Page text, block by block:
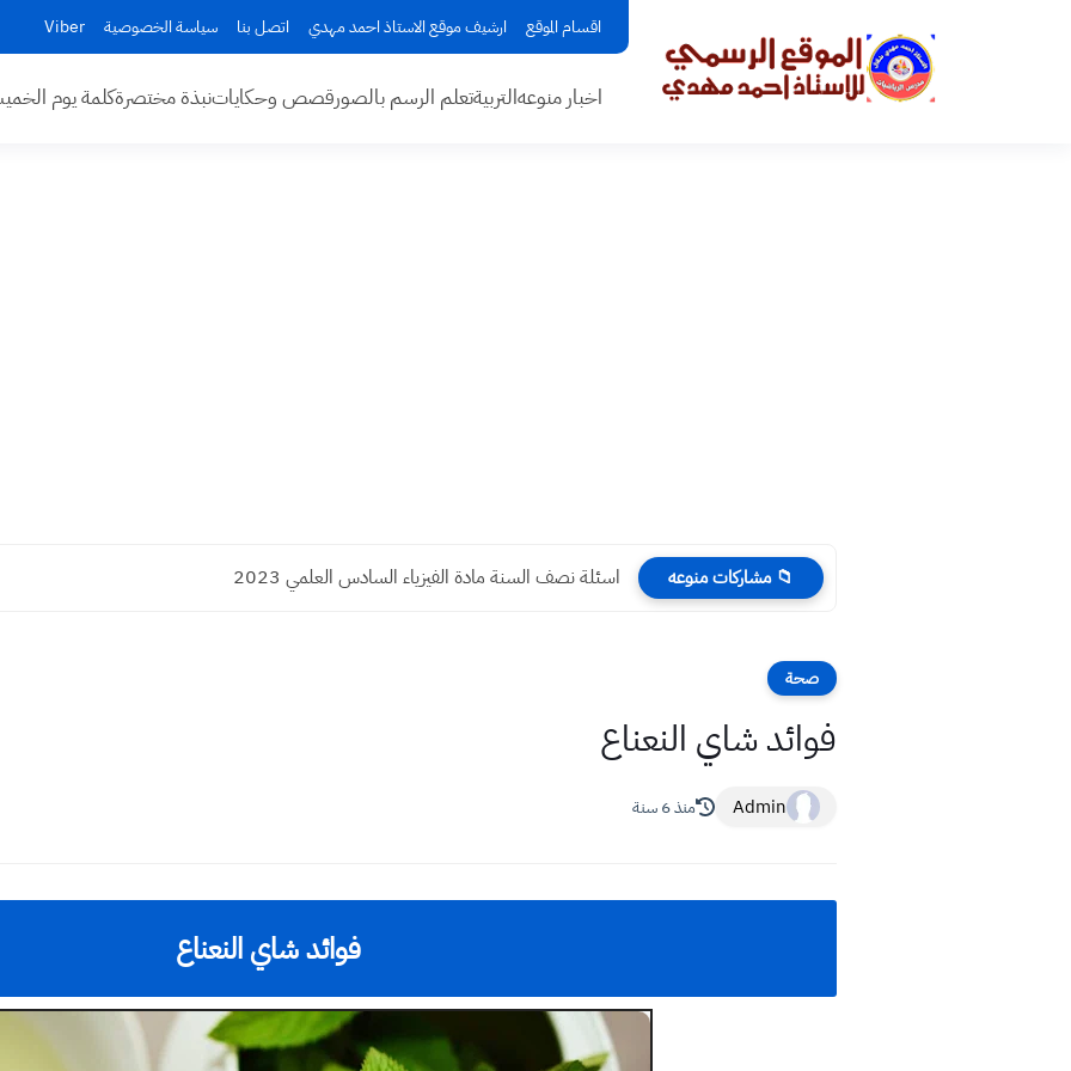
اقسام الموقع ارشيف موقع الاستاذ احمد مهدي اتصل بنا سياسة الخصوصية Viber
اخبار منوعهالتربيةتعلم الرسم بالصورقصص وحكاياتنبذة مختصرةكلمة يوم
📁 مشاركات منوعه اسئلة نصف السنة مادة الفيزياء السادس العلمي 2023
صحة
فوائد شاي النعناع
Admin منذ 6 سنة
فوائد شاي النعناع